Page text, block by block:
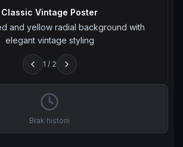
Classic Vintage Poster
and yellow radial background with
elegant vintage styling
1 / 2
Brak historii